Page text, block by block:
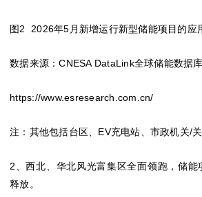
图2 2026年5月新增运行新型储能项目的应
数据来源：CNESA DataLink全球储能数据库
https://www.esresearch.com.cn/
注：其他包括台区、EV充电站、市政机关/关
2、西北、华北风光富集区全面领跑，储能
释放。